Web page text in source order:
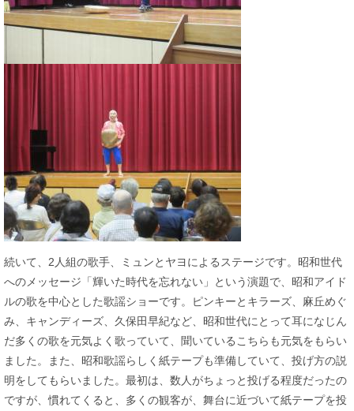
続いて、2人組の歌手、ミュンとヤヨによるステージです。昭和世代
へのメッセージ「輝いた時代を忘れない」という演題で、昭和アイド
ルの歌を中心とした歌謡ショーです。ピンキーとキラーズ、麻丘めぐ
み、キャンディーズ、久保田早紀など、昭和世代にとって耳になじん
だ多くの歌を元気よく歌っていて、聞いているこちらも元気をもらい
ました。また、昭和歌謡らしく紙テープも準備していて、投げ方の説
明をしてもらいました。最初は、数人がちょっと投げる程度だったの
ですが、慣れてくると、多くの観客が、舞台に近づいて紙テープを投